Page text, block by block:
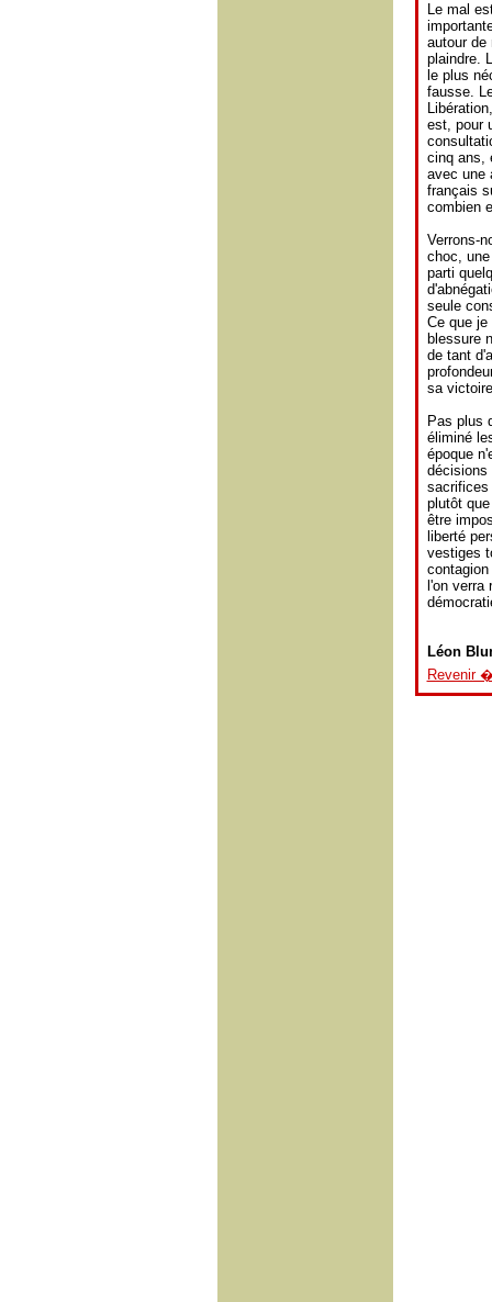
Le mal
autour de
plaindre.
le plus
fausse.
est, pour
cinq ans,
avec une
français
combien
Verrons-
choc,
parti
seule
Ce que
blessure
de tant
sa
Pas plus
éliminé
époque
décisions
sacrifices
plutôt
être
liberté
vestiges
l'on
Léon
Revenir